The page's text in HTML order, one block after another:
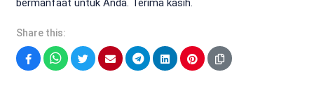
bermanfaat untuk Anda. Terima kasih.
Share this: